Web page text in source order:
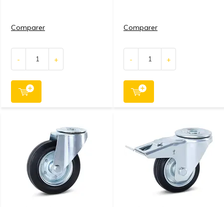
Comparer
- +
Comparer
- +